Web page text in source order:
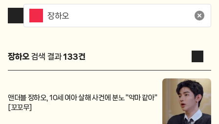
장하오 검색 결과133건
앤더블 장하오, 10세 여아 살해 사건에 분노 "악마 같아"
[꼬꼬무]